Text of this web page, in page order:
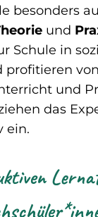
besonders
und
Schule in
profitieren
und
das
ein.